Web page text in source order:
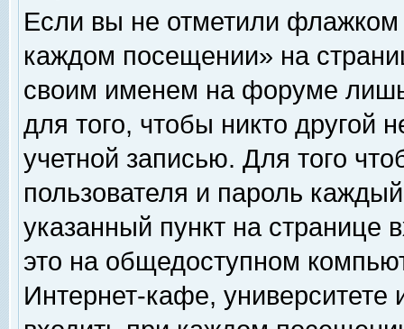
Если вы не отметили флажком
каждом посещении» на
своим именем на форуме
для того, чтобы никто другой
учетной записью. Для того
пользователя и пароль
указанный пункт на
это на общедоступном
Интернет-кафе, университете